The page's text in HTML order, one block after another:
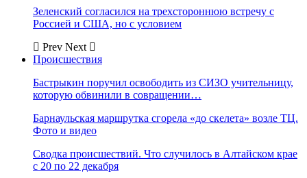
Зеленский согласился на трехстороннюю встречу с
Россией и США, но с условием
Prev Next
Происшествия
Бастрыкин поручил освободить из СИЗО учительницу,
которую обвинили в совращении…
Барнаульская маршрутка сгорела «до скелета» возле ТЦ.
Фото и видео
Сводка происшествий. Что случилось в Алтайском крае
с 20 по 22 декабря